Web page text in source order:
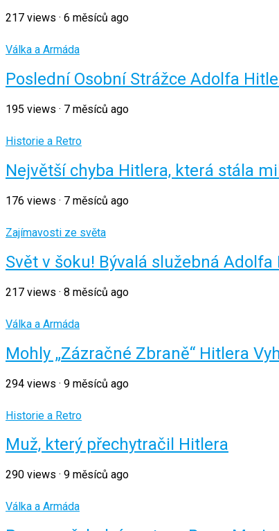
217 views · 6 měsíců ago
Válka a Armáda
Poslední Osobní Strážce Adolfa
195 views · 7 měsíců ago
Historie a Retro
Největší chyba Hitlera, která stála
176 views · 7 měsíců ago
Zajímavosti ze světa
Svět v šoku! Bývalá služebná
217 views · 8 měsíců ago
Válka a Armáda
Mohly „Zázračné Zbraně“ Hitlera
294 views · 9 měsíců ago
Historie a Retro
Muž, který přechytračil Hitlera
290 views · 9 měsíců ago
Válka a Armáda